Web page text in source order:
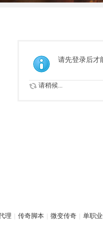
请先登录后才
请稍候...
理 | 传奇脚本 | 微变传奇 | 单职